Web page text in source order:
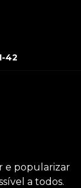
42
e popularizar
a todos.